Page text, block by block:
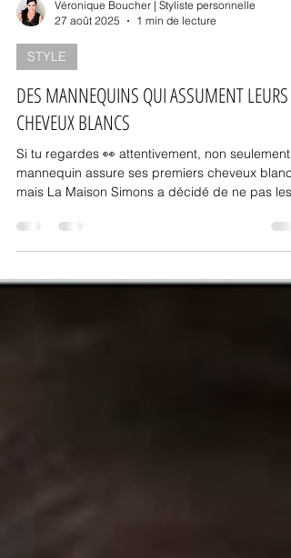
Véronique Boucher | Styliste personnelle
27 août 2025
1 min de lecture
STYLE
DES MANNEQUINS QUI ASSUMENT LEURS
CHEVEUX BLANCS
Si tu regardes 👀 attentivement, non seulement
mannequin assure ses premiers cheveux blancs
photoshoper !!